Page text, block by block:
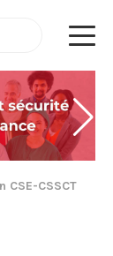
CSE-CSSCT